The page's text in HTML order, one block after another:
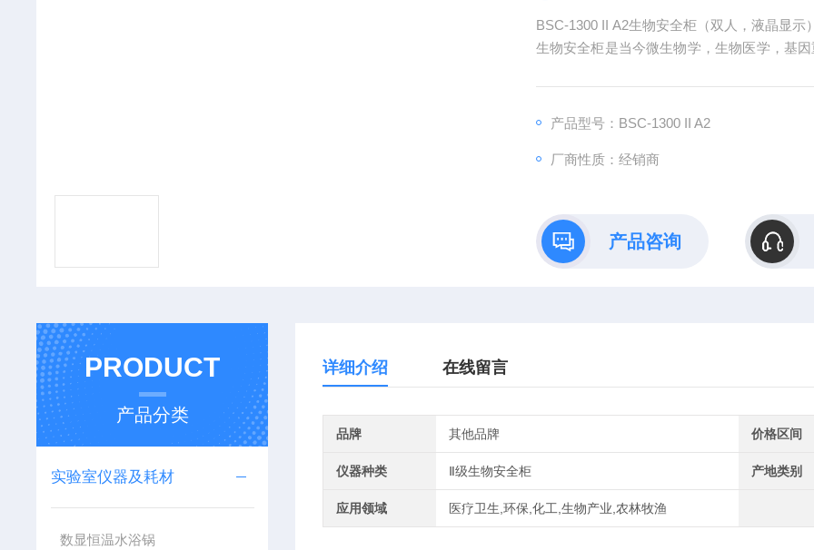
BSC-1300 II A2生物安全柜（双人，液晶显示）
生物安全柜是当今微生物学，生物医学，基
产品型号：BSC-1300 II A2
厂商性质：经销商
产品咨询
PRODUCT
产品分类
实验室仪器及耗材
数显恒温水浴锅
详细介绍 在线留言
品牌 其他品牌 价格区间
仪器种类 Ⅱ级生物安全柜 产地类别
应用领域 医疗卫生,环保,化工,生物产业,农林牧渔